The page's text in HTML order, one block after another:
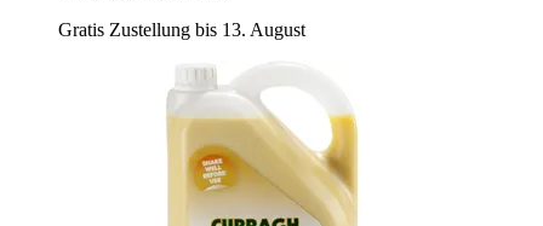
Gratis Zustellung bis 13. August